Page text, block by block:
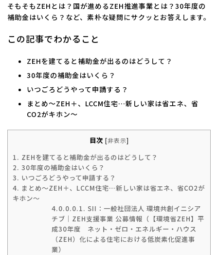
そもそもZEHとは？国が進めるZEH推進事業とは？30年度の
補助金はいくら？など、素朴な疑問にサクッとお答えします。
この記事でわかること
ZEHを建てると補助金が出るのはどうして？
30年度の補助金はいくら？
いつごろどうやって申請する？
まとめ～ZEH＋、LCCM住宅…新しい家は省エネ、省
CO2がキホン～
目次 [非表示]
1. ZEHを建てると補助金が出るのはどうして？
2. 30年度の補助金はいくら？
3. いつごろどうやって申請する？
4. まとめ～ZEH＋、LCCM住宅…新しい家は省エネ、省CO2が
キホン～
4.0.0.0.1. SII：一般社団法人 環境共創イニシア
チブ｜ZEH支援事業 公募情報（【環境省ZEH】平
成30年度 ネット・ゼロ・エネルギー・ハウス
（ZEH）化による住宅における低炭素化促進事
業）